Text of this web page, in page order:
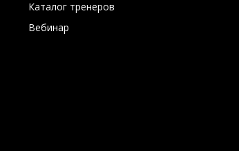
Каталог тренеров
Вебинар